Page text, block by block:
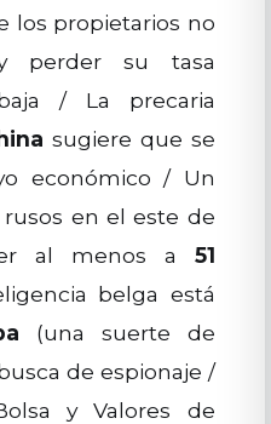
los propietarios no
perder su tasa
/ La precaria
sugiere que se
económico / Un
en el este de
al menos a 51
belga está
(una suerte de
de espionaje /
y Valores de